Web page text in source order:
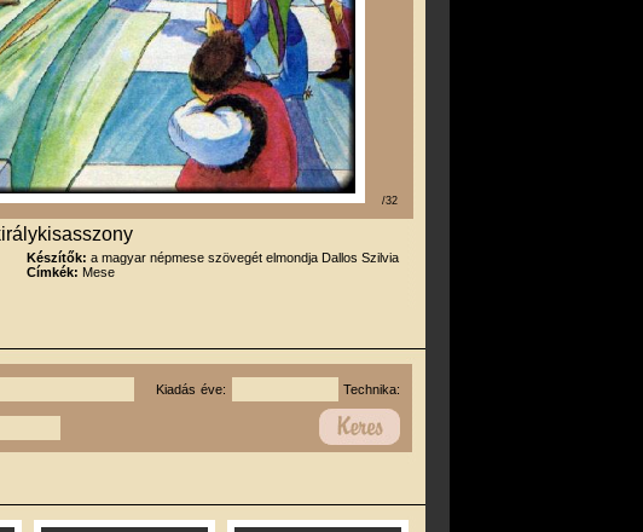
/32
Készítők: a magyar népmese szövegét elmondja Dallos Szilvia
Címkék: Mese
Kiadás éve: Technika: